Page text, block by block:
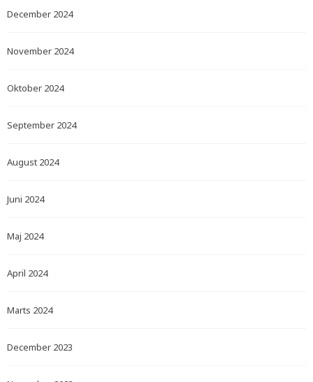
December 2024
November 2024
Oktober 2024
September 2024
August 2024
Juni 2024
Maj 2024
April 2024
Marts 2024
December 2023